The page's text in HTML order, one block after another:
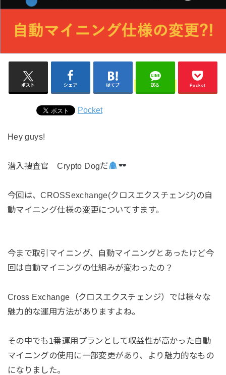
ポスト シェア はてブ 送る Pocket
Pocket
Hey guys!
潜入捜査官Crypto Dogだ
今回は、CROSSexchange(クロスエクスチェンジ)の自
動マイニング仕様の変更についてすます。
今まで取引マイニング、自動マイニングとあったけど今
回は自動マイニングの仕組みが変わったの？
Cross Exchange（クロスエクスチェンジ）では様々な
魅力的な運用方法がありますよね。
その中でも1番運用プランとして収益性が高かった自動
マイニングの使用に一部変更があり、より魅力的なもの
になりました。